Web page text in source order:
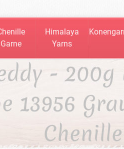
Garne
Himalaya
Yarns
-
13956
Chenille